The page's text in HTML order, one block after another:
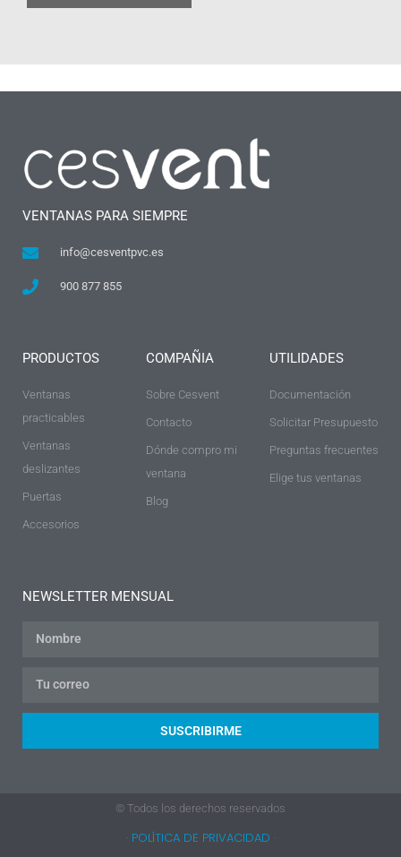
VENTANAS PARA SIEMPRE
info@cesventpvc.es
900 877 855
PRODUCTOS
Ventanas
practicables
Ventanas
deslizantes
Puertas
Accesorios
COMPAÑIA
Sobre Cesvent
Contacto
Dónde compro mi
ventana
Blog
UTILIDADES
Documentación
Solicitar Presupuesto
Preguntas frecuentes
Elige tus ventanas
NEWSLETTER MENSUAL
SUSCRIBIRME
© Todos los derechos reservados
· POLÍTICA DE PRIVACIDAD ·